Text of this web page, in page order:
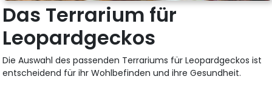
Das Terrarium für
Leopardgeckos
Die Auswahl des passenden Terrariums für Leopardgeckos ist
entscheidend für ihr Wohlbefinden und ihre Gesundheit.